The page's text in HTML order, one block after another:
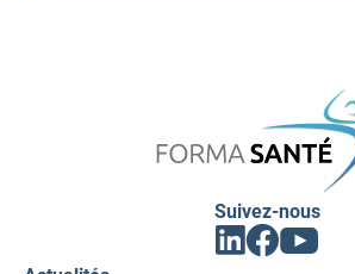
Suivez-nous
Linkedin
(ouvrir
Facebook
(ouvrir